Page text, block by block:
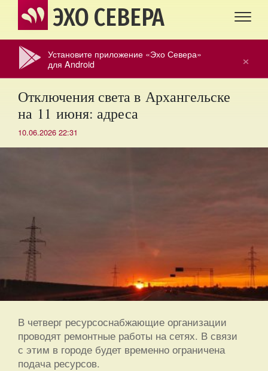
ЭХО СЕВЕРА
×
Установите приложение «Эхо Севера»
для Android
Отключения света в Архангельске
на 11 июня: адреса
10.06.2026 22:31
В четверг ресурсоснабжающие организации
проводят ремонтные работы на сетях. В связи
с этим в городе будет временно ограничена
подача ресурсов.